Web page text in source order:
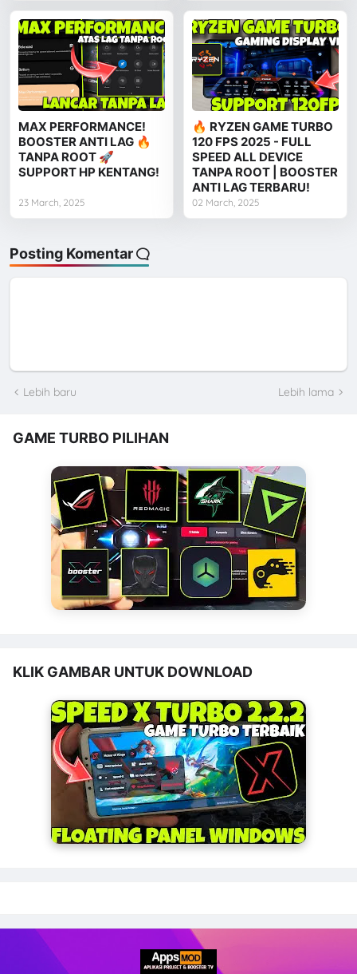
MAX PERFORMANCE!
BOOSTER ANTI LAG 🔥
TANPA ROOT 🚀
SUPPORT HP KENTANG!
23 March, 2025
🔥 RYZEN GAME TURBO
120 FPS 2025 - FULL
SPEED ALL DEVICE
TANPA ROOT | BOOSTER
ANTI LAG TERBARU!
02 March, 2025
Posting Komentar
Lebih baru Lebih lama
GAME TURBO PILIHAN
KLIK GAMBAR UNTUK DOWNLOAD